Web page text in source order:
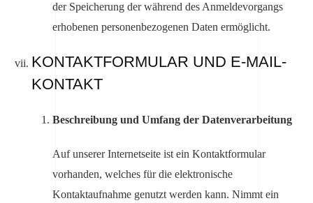
der Speicherung der während des Anmeldevorgangs
erhobenen personenbezogenen Daten ermöglicht.
KONTAKTFORMULAR UND E-MAIL-
KONTAKT
Beschreibung und Umfang der Datenverarbeitung
Auf unserer Internetseite ist ein Kontaktformular
vorhanden, welches für die elektronische
Kontaktaufnahme genutzt werden kann. Nimmt ein